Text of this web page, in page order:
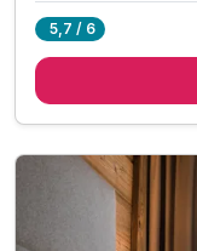
inkl. reichhaltiges
inkl.
inkl. Nutzung des
inkl. Nutzung der
5,7 / 6